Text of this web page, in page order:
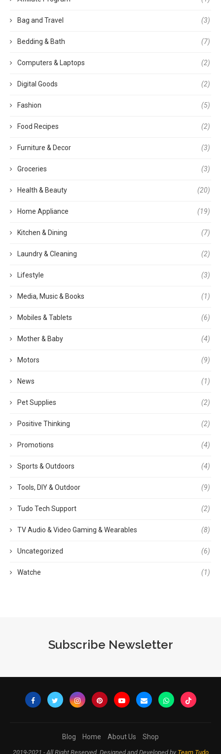
Bag and Travel (3)
Bedding & Bath (7)
Computers & Laptops (2)
Digital Goods (2)
Fashion (5)
Food Recipes (2)
Furniture & Decor (3)
Groceries (3)
Health & Beauty (20)
Home Appliance (19)
Kitchen & Dining (7)
Laundry & Cleaning (2)
Lifestyle (3)
Media, Music & Books (1)
Mobiles & Tablets (6)
Mother & Baby (4)
Motors (9)
News (1)
Pet Supplies (2)
Positive Thinking (2)
Promotions (4)
Sports & Outdoors (4)
Tools, DIY & Outdoor (9)
Tudo Tech Support (2)
TV Audio & Video Gaming & Wearables (8)
Uncategorized (6)
Watche (1)
Subscribe Newsletter
Blog Home About Us Shop
2019-2021 - All Right Reserved. Designed and Developed by Team Tudo